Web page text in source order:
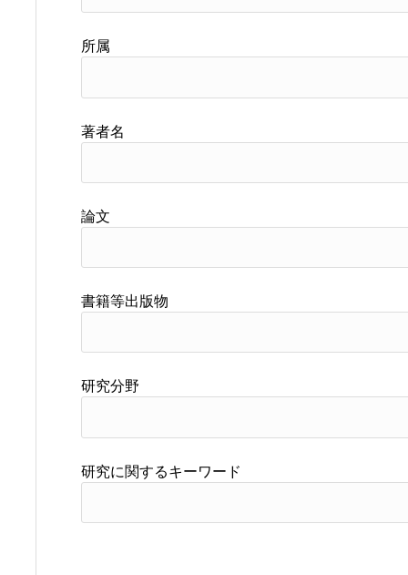
所属
著者名
論文
書籍等出版物
研究分野
研究に関するキーワード